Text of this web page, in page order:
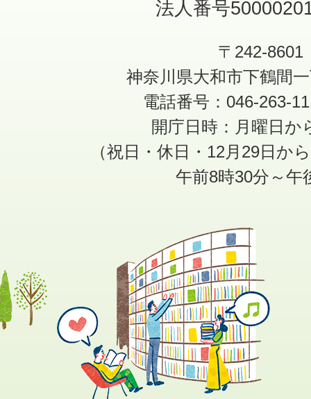
法人番号
〒242-8601
神奈川県大和市下鶴間
電話番号：046-263-
開庁日時：月曜日か
（祝日・休日・12月29日か
午前8時30分～午